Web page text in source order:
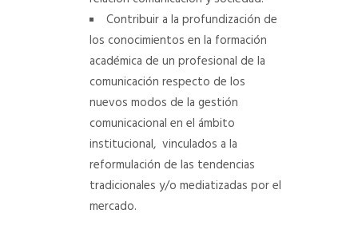
Contribuir a la profundización de
los conocimientos en la formación
académica de un profesional de la
comunicación respecto de los
nuevos modos de la gestión
comunicacional en el ámbito
institucional, vinculados a la
reformulación de las tendencias
tradicionales y/o mediatizadas por el
mercado.